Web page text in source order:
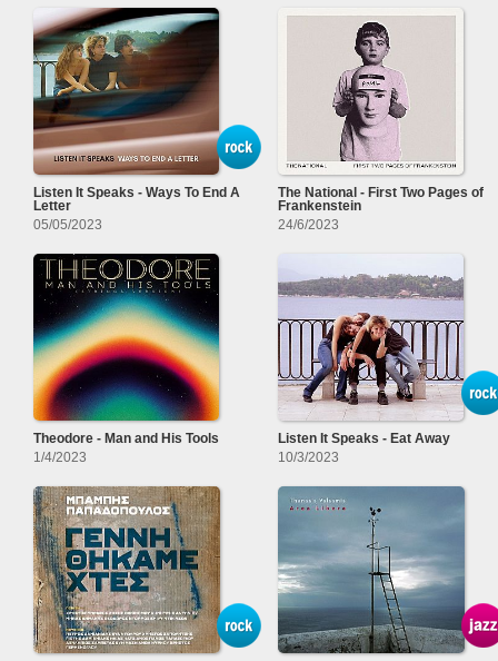
Listen It Speaks - Ways To End A
Letter
05/05/2023
The National - First Two Pages of
Frankenstein
24/6/2023
Theodore - Man and His Tools
1/4/2023
Listen It Speaks - Eat Away
10/3/2023